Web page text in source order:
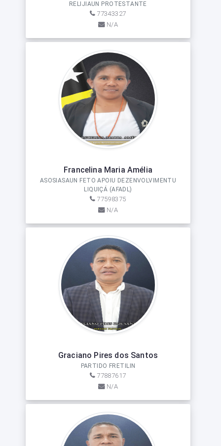
RELIJIAUN PROTESTANTE
77343327
N/A
Francelina Maria Amélia
ASOSIASAUN FETO APOIU DEZENVOLVIMENTU
LIQUIÇÁ (AFADL)
77598375
N/A
Graciano Pires dos Santos
PARTIDO FRETILIN
77887617
N/A